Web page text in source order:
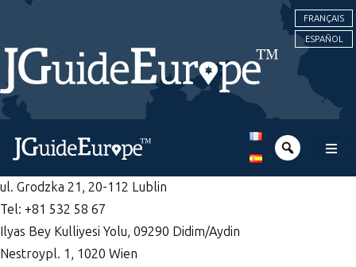
FRANÇAIS
ESPAÑOL
ul. Grodzka 21, 20-112 Lublin
Tel: +81 532 58 67
Ilyas Bey Kulliyesi Yolu, 09290 Didim/Aydin
Nestroypl. 1, 1020 Wien